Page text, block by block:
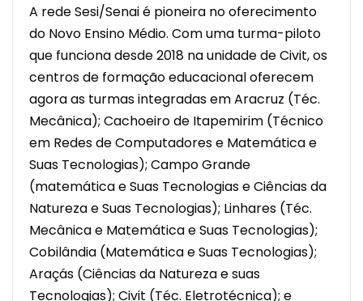
A rede Sesi/Senai é pioneira no oferecimento
do Novo Ensino Médio. Com uma turma-piloto
que funciona desde 2018 na unidade de Civit, os
centros de formação educacional oferecem
agora as turmas integradas em Aracruz (Téc.
Mecânica); Cachoeiro de Itapemirim (Técnico
em Redes de Computadores e Matemática e
Suas Tecnologias); Campo Grande
(matemática e Suas Tecnologias e Ciências da
Natureza e Suas Tecnologias); Linhares (Téc.
Mecânica e Matemática e Suas Tecnologias);
Cobilândia (Matemática e Suas Tecnologias);
Araçás (Ciências da Natureza e suas
Tecnologias); Civit (Téc. Eletrotécnica); e